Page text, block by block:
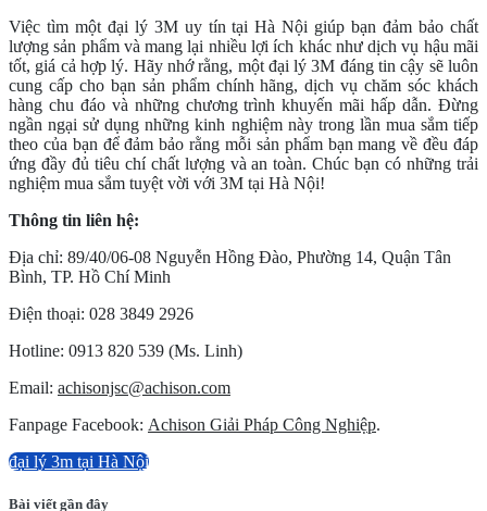
Việc tìm một đại lý 3M uy tín tại Hà Nội giúp bạn đảm bảo chất
lượng sản phẩm và mang lại nhiều lợi ích khác như dịch vụ hậu mãi
tốt, giá cả hợp lý. Hãy nhớ rằng, một đại lý 3M đáng tin cậy sẽ luôn
cung cấp cho bạn sản phẩm chính hãng, dịch vụ chăm sóc khách
hàng chu đáo và những chương trình khuyến mãi hấp dẫn. Đừng
ngần ngại sử dụng những kinh nghiệm này trong lần mua sắm tiếp
theo của bạn để đảm bảo rằng mỗi sản phẩm bạn mang về đều đáp
ứng đầy đủ tiêu chí chất lượng và an toàn. Chúc bạn có những trải
nghiệm mua sắm tuyệt vời với 3M tại Hà Nội!
Thông tin liên hệ:
Địa chỉ: 89/40/06-08 Nguyễn Hồng Đào, Phường 14, Quận Tân
Bình, TP. Hồ Chí Minh
Điện thoại: 028 3849 2926
Hotline: 0913 820 539 (Ms. Linh)
Email: achisonjsc@achison.com
Fanpage Facebook: Achison Giải Pháp Công Nghiệp.
đại lý 3m tại Hà Nội
Bài viết gần đây